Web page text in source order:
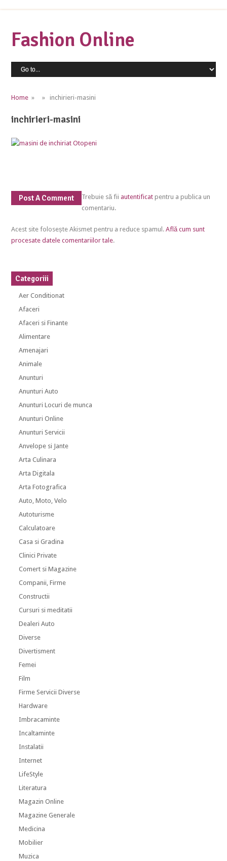
Fashion Online
Home» » inchirieri-masini
inchirieri-masini
Post A Comment Trebuie să fii autentificatpentru a publica un
comentariu.
Acest site folosește Akismet pentru a reduce spamul. Află cum sunt
procesate datele comentariilor tale.
Categoriii
Aer Conditionat
Afaceri
Afaceri si Finante
Alimentare
Amenajari
Animale
Anunturi
Anunturi Auto
Anunturi Locuri de munca
Anunturi Online
Anunturi Servicii
Anvelope si Jante
Arta Culinara
Arta Digitala
Arta Fotografica
Auto, Moto, Velo
Autoturisme
Calculatoare
Casa si Gradina
Clinici Private
Comert si Magazine
Companii, Firme
Constructii
Cursuri si meditatii
Dealeri Auto
Diverse
Divertisment
Femei
Film
Firme Servicii Diverse
Hardware
Imbracaminte
Incaltaminte
Instalatii
Internet
LifeStyle
Literatura
Magazin Online
Magazine Generale
Medicina
Mobilier
Muzica